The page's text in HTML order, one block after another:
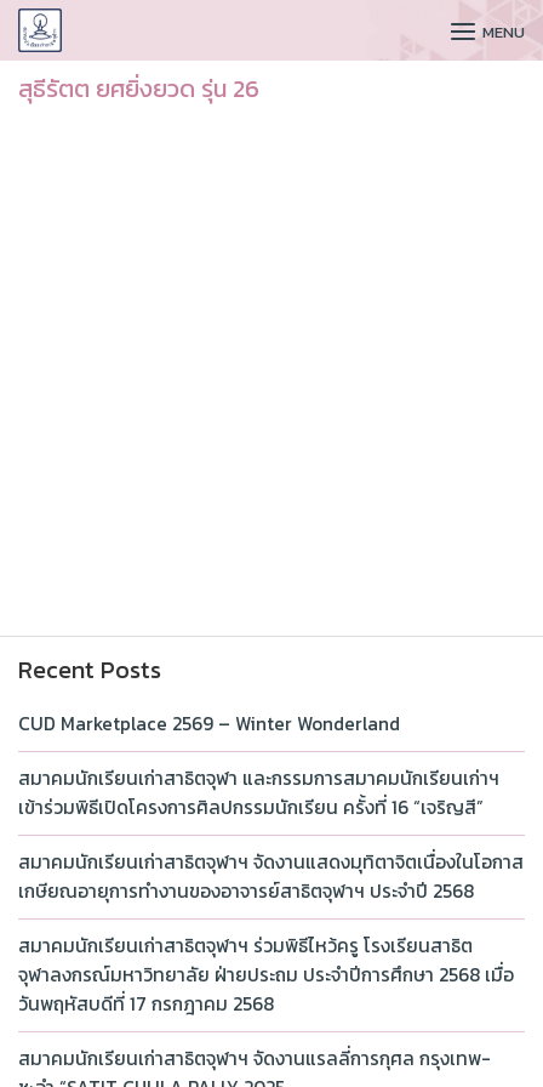
CUDAA MENU
สุธีรัตต ยศยิ่งยวด รุ่น 26
Recent Posts
CUD Marketplace 2569 – Winter Wonderland
สมาคมนักเรียนเก่าสาธิตจุฬา และกรรมการสมาคมนักเรียนเก่าฯ
เข้าร่วมพิธีเปิดโครงการศิลปกรรมนักเรียน ครั้งที่ 16 “เจริญสี”
สมาคมนักเรียนเก่าสาธิตจุฬาฯ จัดงานแสดงมุทิตาจิตเนื่องในโอกาส
เกษียณอายุการทำงานของอาจารย์สาธิตจุฬาฯ ประจำปี 2568
สมาคมนักเรียนเก่าสาธิตจุฬาฯ ร่วมพิธีไหว้ครู โรงเรียนสาธิต
จุฬาลงกรณ์มหาวิทยาลัย ฝ่ายประถม ประจำปีการศึกษา 2568 เมื่อ
วันพฤหัสบดีที่ 17 กรกฎาคม 2568
สมาคมนักเรียนเก่าสาธิตจุฬาฯ จัดงานแรลลี่การกุศล กรุงเทพ-